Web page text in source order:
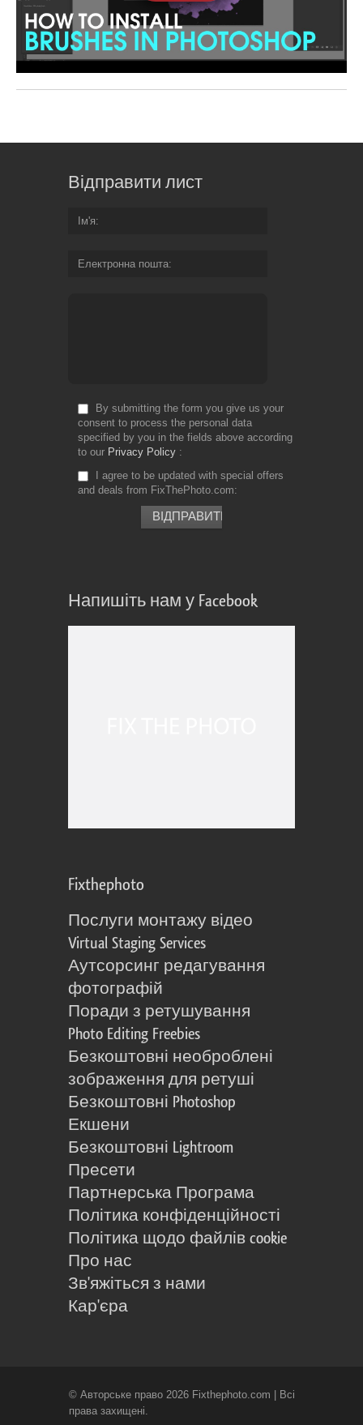
Відправити лист
Ім'я
Електронна пошта
By submitting the form you give us your
consent to process the personal data
specified by you in the fields above according
to our Privacy Policy
I agree to be updated with special offers
and deals from FixThePhoto.com
Напишіть нам у Facebook
Fixthephoto
Послуги монтажу відео
Virtual Staging Services
Аутсорсинг редагування
фотографій
Поради з ретушування
Photo Editing Freebies
Безкоштовні необроблені
зображення для ретуші
Безкоштовні Photoshop
Екшени
Безкоштовні Lightroom
Пресети
Партнерська Програма
Політика конфіденційності
Політика щодо файлів cookie
Про нас
Зв'яжіться з нами
Кар'єра
© Авторське право 2026 Fixthephoto.com | Всі
права захищені.